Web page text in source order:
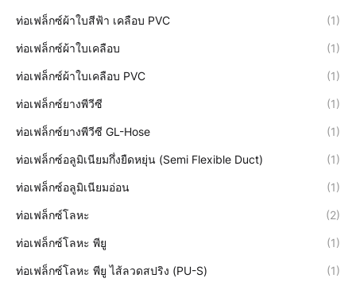
ท่อเฟล็กซ์ผ้าใบสีฟ้า เคลือบ PVC (1)
ท่อเฟล็กซ์ผ้าใบเคลือบ (1)
ท่อเฟล็กซ์ผ้าใบเคลือบ PVC (1)
ท่อเฟล็กซ์ยางพีวีซี (1)
ท่อเฟล็กซ์ยางพีวีซี GL-Hose (1)
ท่อเฟล็กซ์อลูมิเนียมกึ่งยืดหยุ่น (Semi Flexible Duct) (1)
ท่อเฟล็กซ์อลูมิเนียมอ่อน (1)
ท่อเฟล็กซ์โลหะ (2)
ท่อเฟล็กซ์โลหะ พียู (1)
ท่อเฟล็กซ์โลหะ พียู ไส้ลวดสปริง (PU-S) (1)